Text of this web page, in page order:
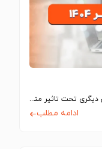
بازار فولاد ایران در تیرماه 1404 بیش‌از هر زمان دیگری تحت تاثیر متغیرهای ژئوپلیتیک…
ادامه مطلب